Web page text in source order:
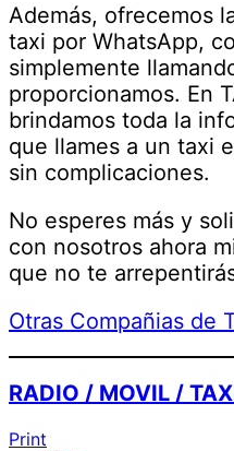
Además, ofrecemos
taxi por WhatsApp,
simplemente
proporcionamos. En
brindamos toda la
que llames a un taxi
sin complicaciones.
No esperes más y
con nosotros ahora
que no te
Otras Compañias de
RADIO / MOVIL /
Print